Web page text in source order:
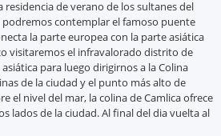
de verano de los sultanes del
contemplar el famoso puente
la parte europea con la parte asiática
visitaremos el infravalorado distrito de
para luego dirigirnos a la Colina
de la ciudad y el punto más alto de
el nivel del mar, la colina de Camlica ofrece
lados de la ciudad. Al final del dia vuelta al